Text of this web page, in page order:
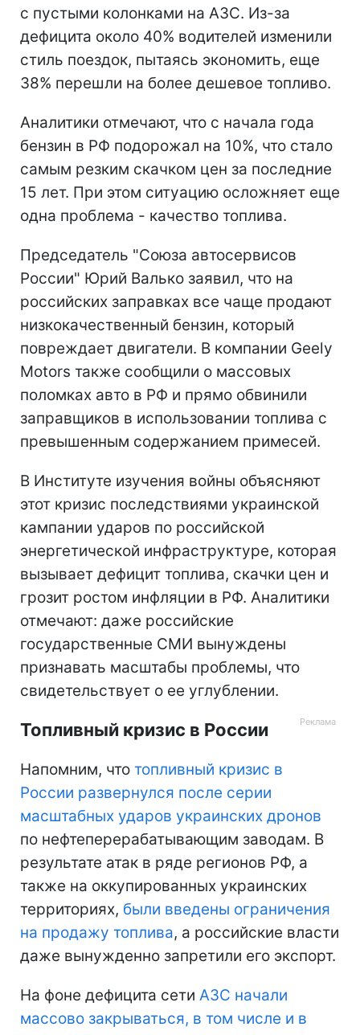
с пустыми колонками на АЗС. Из-за
дефицита около 40% водителей изменили
стиль поездок, пытаясь экономить, еще
38% перешли на более дешевое топливо.
Аналитики отмечают, что с начала года
бензин в РФ подорожал на 10%, что стало
самым резким скачком цен за последние
15 лет. При этом ситуацию осложняет еще
одна проблема - качество топлива.
Председатель "Союза автосервисов
России" Юрий Валько заявил, что на
российских заправках все чаще продают
низкокачественный бензин, который
повреждает двигатели. В компании Geely
Motors также сообщили о массовых
поломках авто в РФ и прямо обвинили
заправщиков в использовании топлива с
превышенным содержанием примесей.
В Институте изучения войны объясняют
этот кризис последствиями украинской
кампании ударов по российской
энергетической инфраструктуре, которая
вызывает дефицит топлива, скачки цен и
грозит ростом инфляции в РФ. Аналитики
отмечают: даже российские
государственные СМИ вынуждены
признавать масштабы проблемы, что
свидетельствует о ее углублении.
Топливный кризис в России
Напомним, что топливный кризис в
России развернулся после серии
масштабных ударов украинских дронов
по нефтеперерабатывающим заводам. В
результате атак в ряде регионов РФ, а
также на оккупированных украинских
территориях, были введены ограничения
на продажу топлива, а российские власти
даже вынужденно запретили его экспорт.
На фоне дефицита сети АЗС начали
массово закрываться, в том числе и в